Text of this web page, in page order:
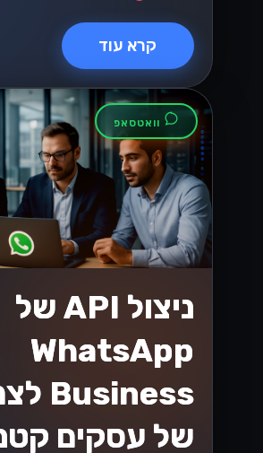
הללו במס, ולהבטיח שהעסק
בסביבה המשתנה!...
Lynxbe Team
7 ביולי 2026 • 5 דק׳ קריאה
קרא עוד
וואטסאפ